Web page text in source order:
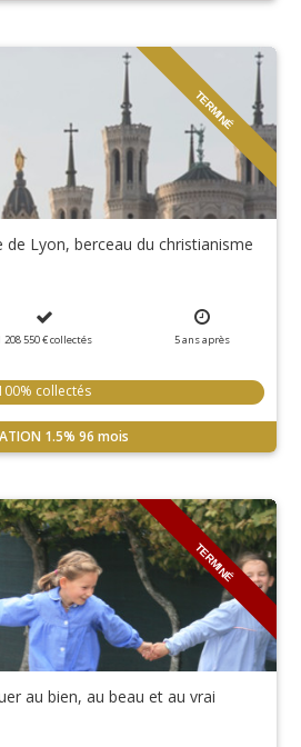
TERMINÉ
de Lyon, berceau du christianisme
208 550 €collectés 5ansaprès
collectés
1.5% 96 mois
TERMINÉ
au bien, au beau et au vrai